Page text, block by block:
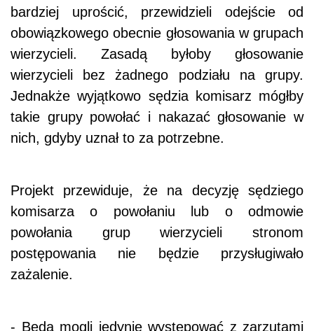
bardziej uprościć, przewidzieli odejście od
obowiązkowego obecnie głosowania w grupach
wierzycieli. Zasadą byłoby głosowanie
wierzycieli bez żadnego podziału na grupy.
Jednakże wyjątkowo sędzia komisarz mógłby
takie grupy powołać i nakazać głosowanie w
nich, gdyby uznał to za potrzebne.
Projekt przewiduje, że na decyzję sędziego
komisarza o powołaniu lub o odmowie
powołania grup wierzycieli stronom
postępowania nie będzie przysługiwało
zażalenie.
- Będą mogli jedynie występować z zarzutami